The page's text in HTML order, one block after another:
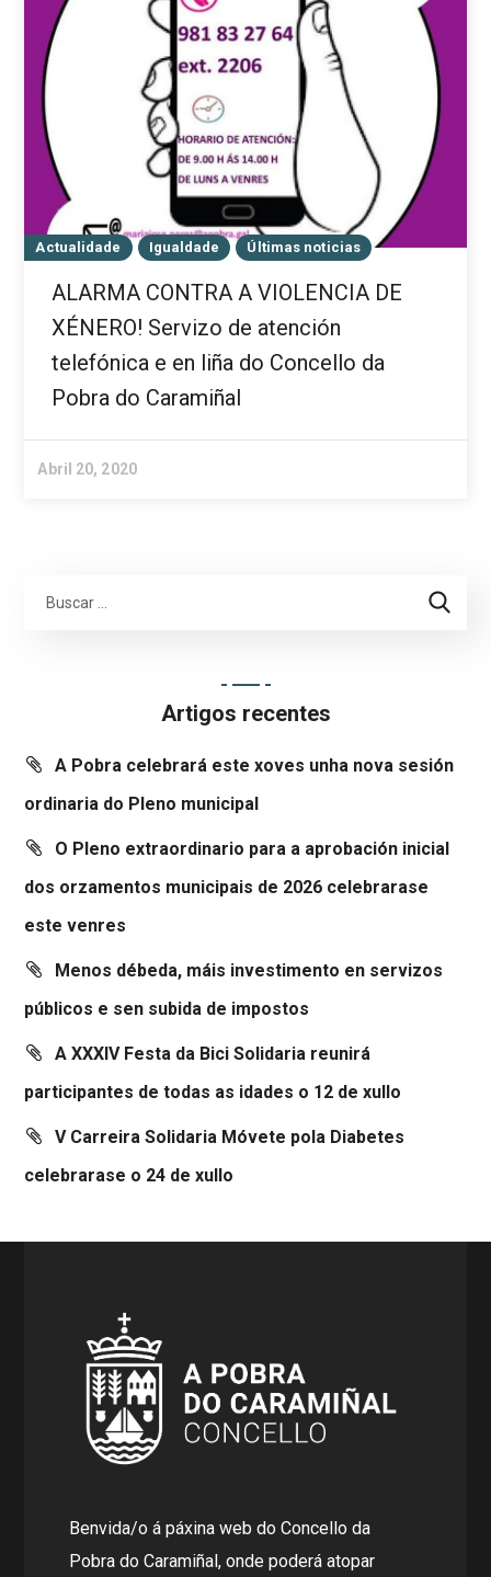
Actualidade Igualdade Últimas noticias
ALARMA CONTRA A VIOLENCIA DE
XÉNERO! Servizo de atención
telefónica e en liña do Concello da
Pobra do Caramiñal
Abril 20, 2020
Artigos recentes
A Pobra celebrará este xoves unha nova sesión
ordinaria do Pleno municipal
O Pleno extraordinario para a aprobación inicial
dos orzamentos municipais de 2026 celebrarase
este venres
Menos débeda, máis investimento en servizos
públicos e sen subida de impostos
A XXXIV Festa da Bici Solidaria reunirá
participantes de todas as idades o 12 de xullo
V Carreira Solidaria Móvete pola Diabetes
celebrarase o 24 de xullo
Benvida/o á páxina web do Concello da
Pobra do Caramiñal, onde poderá atopar